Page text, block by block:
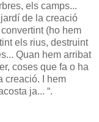
els camps...
de la creació
(ho hem
els rius, destruint
Quan hem arribat
coses que fa o ha
creació. I hem
ja... “.